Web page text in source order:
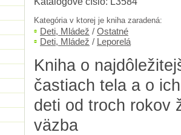
Kategória v ktorej je kniha zaradená:
Deti, Mládež / Ostatné
Deti, Mládež / Leporelá
Kniha o
častiach tela a o
deti od troch rokov
väzba